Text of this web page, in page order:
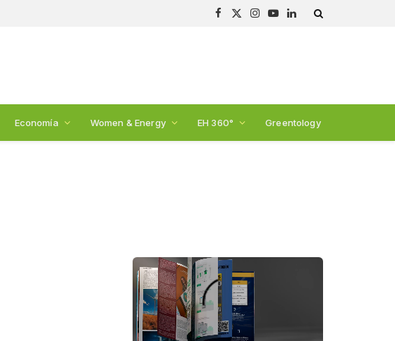
Facebook
X
Instagram
YouTubeLinkedIn
Economía Women & Energy EH 360° Greentology